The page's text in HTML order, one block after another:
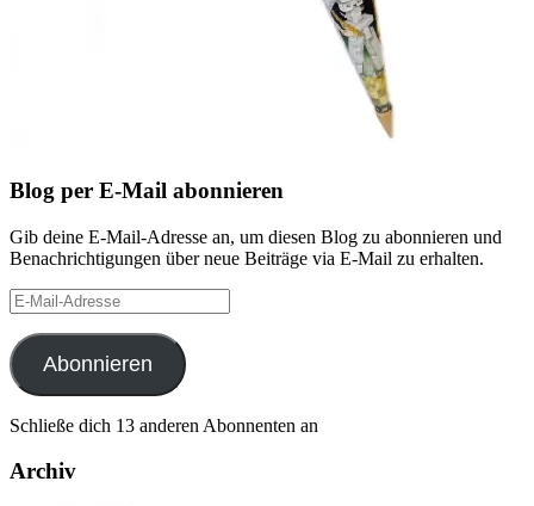
Blog per E-Mail abonnieren
Gib deine E-Mail-Adresse an, um diesen Blog zu abonnieren und
Benachrichtigungen über neue Beiträge via E-Mail zu erhalten.
E-
Mail-
Adresse
Abonnieren
Schließe dich 13 anderen Abonnenten an
Archiv